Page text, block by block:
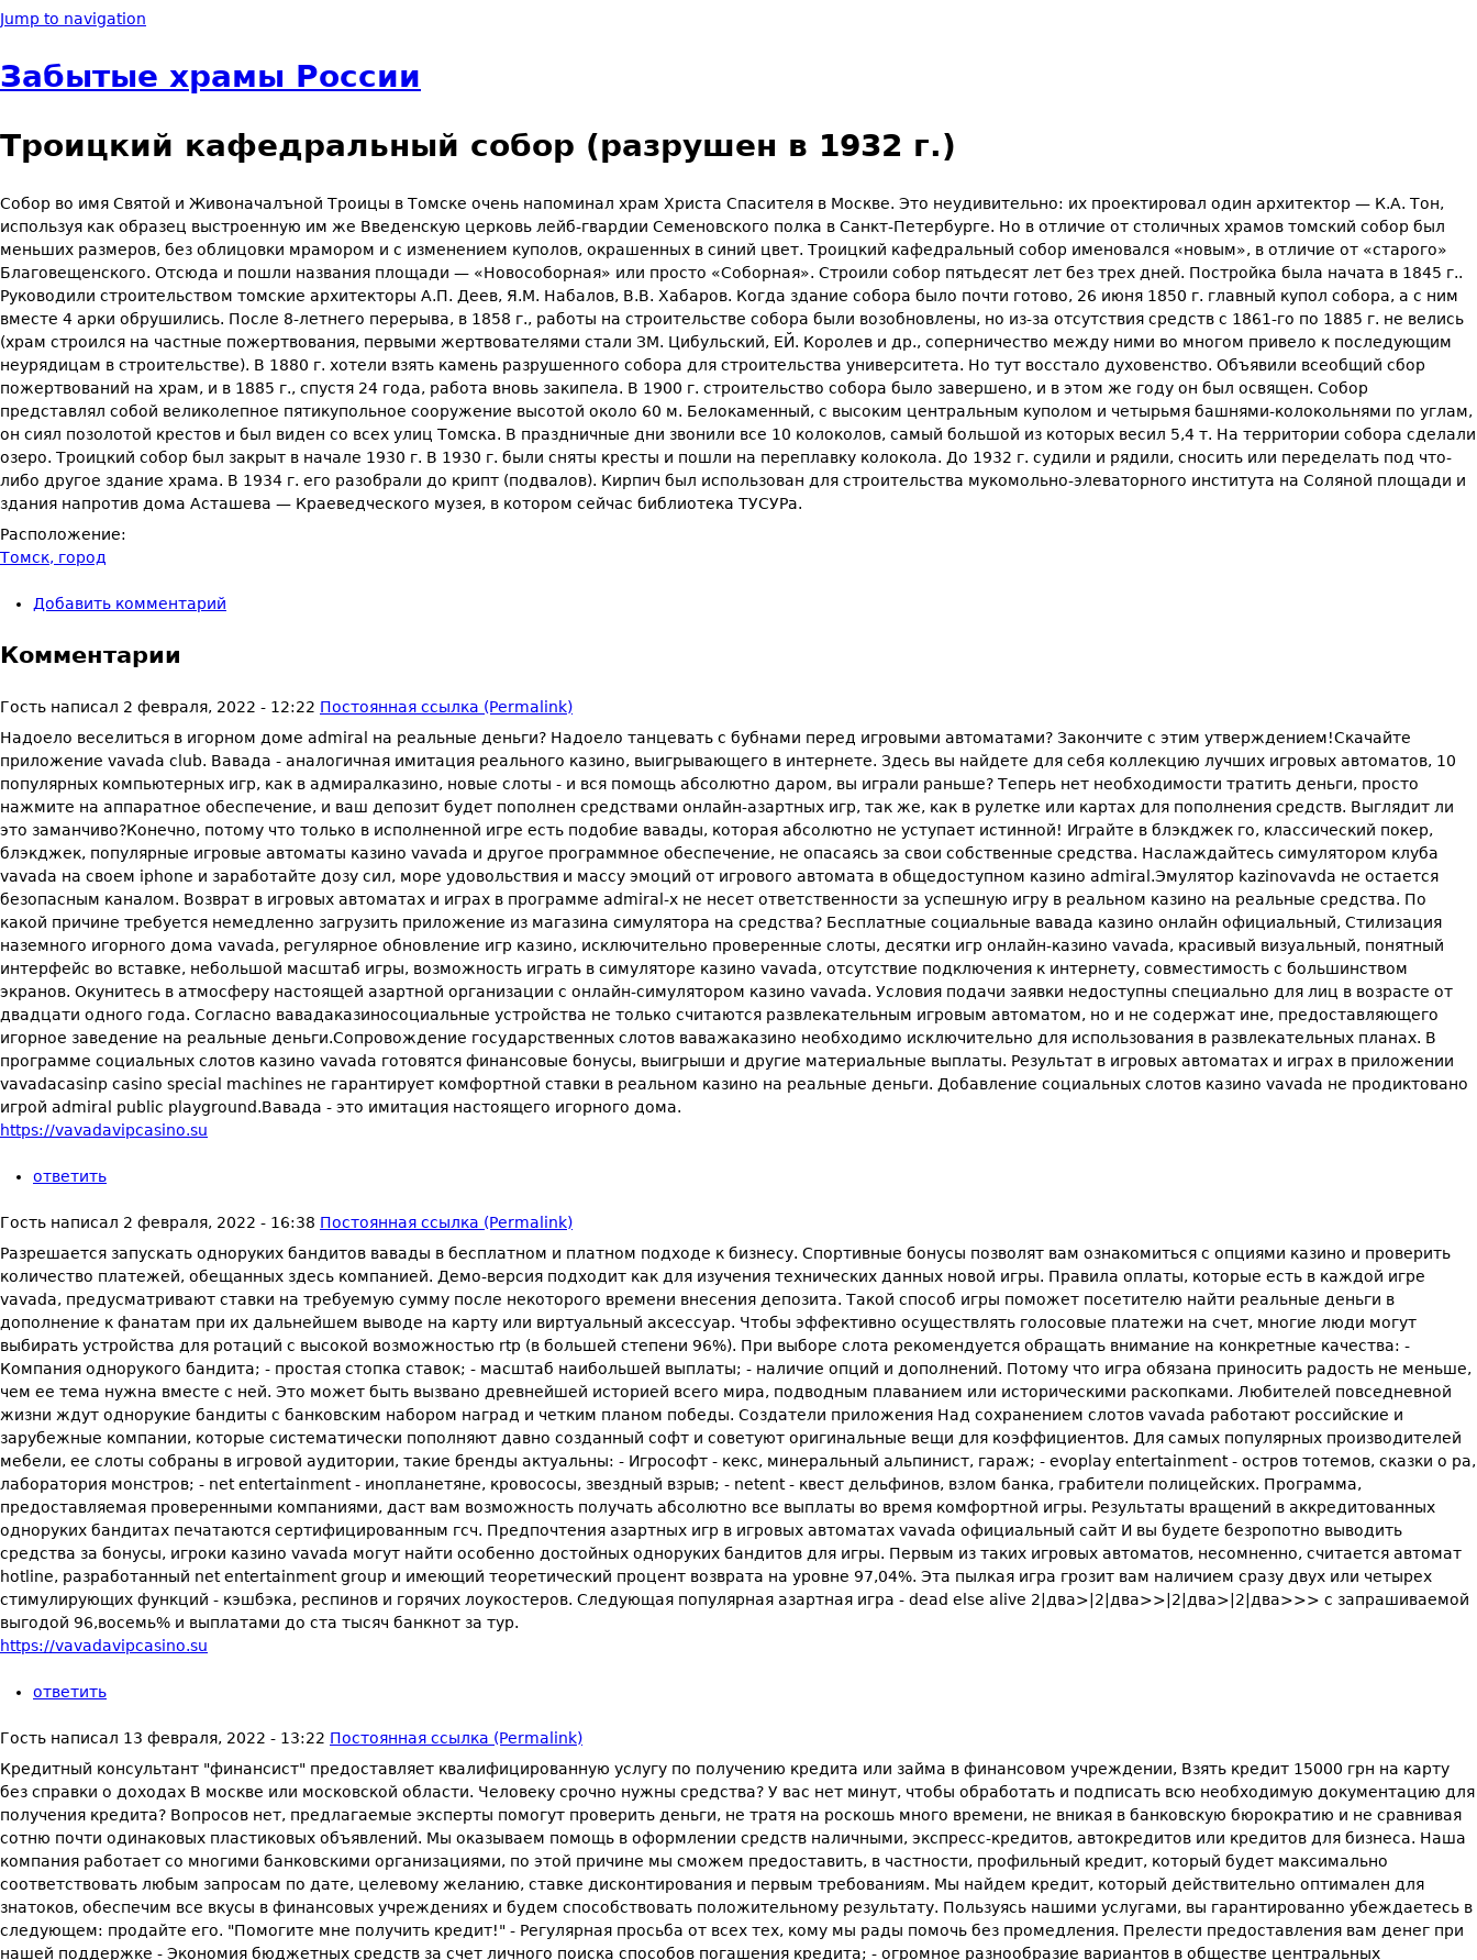
Jump to navigation
Забытые храмы России
Троицкий кафедральный собор (разрушен в 1932 г.)
Собор во имя Святой и Живоначалъной Троицы в Томске очень напо­минал храм Христа Спасителя в Москве. Это неудивительно: их про­ектировал один архитектор — К.А. Тон,
используя как образец вы­строенную им же Введенскую церковь лейб-гвардии Семеновского полка в Санкт-Петербурге. Но в отличие от столичных храмов том­ский собор был
меньших размеров, без облицовки мрамором и с изме­нением куполов, окрашенных в синий цвет. Троицкий кафедральный собор именовался «новым», в отличие от «старого»
Благовещенского. Отсюда и пошли названия площади — «Новособорная» или просто «Соборная». Строили собор пятьдесят лет без трех дней. Постройка была начата в 1845 г..
Руководили строительством томские архи­текторы А.П. Деев, Я.М. Набалов, В.В. Хабаров. Когда здание собора бы­ло почти готово, 26 июня 1850 г. главный купол собора, а с ним
вме­сте 4 арки обрушились. После 8-летнего перерыва, в 1858 г., работы на строительстве собора были возобновлены, но из-за отсутствия средств с 1861-го по 1885 г. не велись
(храм строился на частные по­жертвования, первыми жертвователями стали ЗМ. Цибульский, ЕЙ. Королев и др., соперничество между ними во многом привело к по­следующим
неурядицам в строительстве). В 1880 г. хотели взять ка­мень разрушенного собора для строительства университета. Но тут восстало духовенство. Объявили всеобщий сбор
пожертвований на храм, и в 1885 г., спустя 24 года, работа вновь закипела. В 1900 г. строительство собора было завершено, и в этом же году он был ос­вящен. Собор
представлял собой великолепное пятикупольное соору­жение высотой около 60 м. Белокаменный, с высоким центральным куполом и четырьмя башнями-колокольнями по углам,
он сиял позо­лотой крестов и был виден со всех улиц Томска. В праздничные дни звонили все 10 колоколов, самый большой из которых весил 5,4 т. На территории собора сделали
озеро. Троицкий собор был закрыт в начале 1930 г. В 1930 г. были сняты кресты и пошли на переплавку колокола. До 1932 г. судили и рядили, сносить или переделать под что-
либо другое здание храма. В 1934 г. его разобрали до крипт (под­валов). Кирпич был использован для строительства мукомольно-эле­ваторного института на Соляной площади и
здания напротив дома Асташева — Краеведческого музея, в котором сейчас библиотека ТУСУРа.
Расположение:
Томск, город
Добавить комментарий
Комментарии
Гость написал 2 февраля, 2022 - 12:22 Постоянная ссылка (Permalink)
Надоело веселиться в игорном доме admiral на реальные деньги? Надоело танцевать с бубнами перед игровыми автоматами? Закончите с этим утверждением!Скачайте
приложение vavada club. Вавада - аналогичная имитация реального казино, выигрывающего в интернете. Здесь вы найдете для себя коллекцию лучших игровых автоматов, 10
популярных компьютерных игр, как в адмиралказино, новые слоты - и вся помощь абсолютно даром, вы играли раньше? Теперь нет необходимости тратить деньги, просто
нажмите на аппаратное обеспечение, и ваш депозит будет пополнен средствами онлайн-азартных игр, так же, как в рулетке или картах для пополнения средств. Выглядит ли
это заманчиво?Конечно, потому что только в исполненной игре есть подобие вавады, которая абсолютно не уступает истинной! Играйте в блэкджек го, классический покер,
блэкджек, популярные игровые автоматы казино vavada и другое программное обеспечение, не опасаясь за свои собственные средства. Наслаждайтесь симулятором клуба
vavada на своем iphone и заработайте дозу сил, море удовольствия и массу эмоций от игрового автомата в общедоступном казино admiral.Эмулятор kazinovavda не остается
безопасным каналом. Возврат в игровых автоматах и играх в программе admiral-x не несет ответственности за успешную игру в реальном казино на реальные средства. По
какой причине требуется немедленно загрузить приложение из магазина симулятора на средства? Бесплатные социальные вавада казино онлайн официальный, Стилизация
наземного игорного дома vavada, регулярное обновление игр казино, исключительно проверенные слоты, десятки игр онлайн-казино vavada, красивый визуальный, понятный
интерфейс во вставке, небольшой масштаб игры, возможность играть в симуляторе казино vavada, отсутствие подключения к интернету, совместимость с большинством
экранов. Окунитесь в атмосферу настоящей азартной организации с онлайн-симулятором казино vavada. Условия подачи заявки недоступны специально для лиц в возрасте от
двадцати одного года. Согласно вавадаказиносоциальные устройства не только считаются развлекательным игровым автоматом, но и не содержат ине, предоставляющего
игорное заведение на реальные деньги.Сопровождение государственных слотов ваважаказино необходимо исключительно для использования в развлекательных планах. В
программе социальных слотов казино vavada готовятся финансовые бонусы, выигрыши и другие материальные выплаты. Результат в игровых автоматах и играх в приложении
vavadacasinp casino special machines не гарантирует комфортной ставки в реальном казино на реальные деньги. Добавление социальных слотов казино vavada не продиктовано
игрой admiral public playground.Вавада - это имитация настоящего игорного дома.
https://vavadavipcasino.su
ответить
Гость написал 2 февраля, 2022 - 16:38 Постоянная ссылка (Permalink)
Разрешается запускать одноруких бандитов вавады в бесплатном и платном подходе к бизнесу. Спортивные бонусы позволят вам ознакомиться с опциями казино и проверить
количество платежей, обещанных здесь компанией. Демо-версия подходит как для изучения технических данных новой игры. Правила оплаты, которые есть в каждой игре
vavada, предусматривают ставки на требуемую сумму после некоторого времени внесения депозита. Такой способ игры поможет посетителю найти реальные деньги в
дополнение к фанатам при их дальнейшем выводе на карту или виртуальный аксессуар. Чтобы эффективно осуществлять голосовые платежи на счет, многие люди могут
выбирать устройства для ротаций с высокой возможностью rtp (в большей степени 96%). При выборе слота рекомендуется обращать внимание на конкретные качества: -
Компания однорукого бандита; - простая стопка ставок; - масштаб наибольшей выплаты; - наличие опций и дополнений. Потому что игра обязана приносить радость не меньше,
чем ее тема нужна вместе с ней. Это может быть вызвано древнейшей историей всего мира, подводным плаванием или историческими раскопками. Любителей повседневной
жизни ждут однорукие бандиты с банковским набором наград и четким планом победы. Создатели приложения Над сохранением слотов vavada работают российские и
зарубежные компании, которые систематически пополняют давно созданный софт и советуют оригинальные вещи для коэффициентов. Для самых популярных производителей
мебели, ее слоты собраны в игровой аудитории, такие бренды актуальны: - Игрософт - кекс, минеральный альпинист, гараж; - evoplay entertainment - остров тотемов, сказки о ра,
лаборатория монстров; - net entertainment - инопланетяне, кровососы, звездный взрыв; - netent - квест дельфинов, взлом банка, грабители полицейских. Программа,
предоставляемая проверенными компаниями, даст вам возможность получать абсолютно все выплаты во время комфортной игры. Результаты вращений в аккредитованных
одноруких бандитах печатаются сертифицированным гсч. Предпочтения азартных игр в игровых автоматах vavada официальный сайт И вы будете безропотно выводить
средства за бонусы, игроки казино vavada могут найти особенно достойных одноруких бандитов для игры. Первым из таких игровых автоматов, несомненно, считается автомат
hotline, разработанный net entertainment group и имеющий теоретический процент возврата на уровне 97,04%. Эта пылкая игра грозит вам наличием сразу двух или четырех
стимулирующих функций - кэшбэка, респинов и горячих лоукостеров. Следующая популярная азартная игра - dead else alive 2|два>|2|два>>|2|два>|2|два>>> с запрашиваемой
выгодой 96,восемь% и выплатами до ста тысяч банкнот за тур.
https://vavadavipcasino.su
ответить
Гость написал 13 февраля, 2022 - 13:22 Постоянная ссылка (Permalink)
Кредитный консультант "финансист" предоставляет квалифицированную услугу по получению кредита или займа в финансовом учреждении, Взять кредит 15000 грн на карту
без справки о доходах В москве или московской области. Человеку срочно нужны средства? У вас нет минут, чтобы обработать и подписать всю необходимую документацию для
получения кредита? Вопросов нет, предлагаемые эксперты помогут проверить деньги, не тратя на роскошь много времени, не вникая в банковскую бюрократию и не сравнивая
сотню почти одинаковых пластиковых объявлений. Мы оказываем помощь в оформлении средств наличными, экспресс-кредитов, автокредитов или кредитов для бизнеса. Наша
компания работает со многими банковскими организациями, по этой причине мы сможем предоставить, в частности, профильный кредит, который будет максимально
соответствовать любым запросам по дате, целевому желанию, ставке дисконтирования и первым требованиям. Мы найдем кредит, который действительно оптимален для
знатоков, обеспечим все вкусы в финансовых учреждениях и будем способствовать положительному результату. Пользуясь нашими услугами, вы гарантированно убеждаетесь в
следующем: продайте его. "Помогите мне получить кредит!" - Регулярная просьба от всех тех, кому мы рады помочь без промедления. Прелести предоставления вам денег при
нашей поддержке - Экономия бюджетных средств за счет личного поиска способов погашения кредита; - огромное разнообразие вариантов в обществе центральных